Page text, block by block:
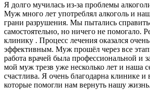
Я долго мучилась из-за проблемы
Муж много лет употреблял алкоголь и
грани разрушения. Мы пытались
самостоятельно, но ничего не помогало.
клинику . Процесс лечения оказался
эффективным. Муж прошёл через все
работа врачей была профессиональной и
мой муж трезв уже несколько лет и наша
счастлива. Я очень благодарна клинике и
которые помогли нам вернуть нашу жизнь.